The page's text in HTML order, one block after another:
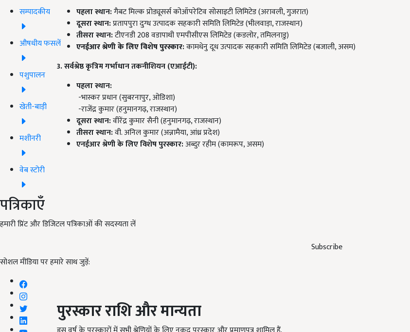
सम्पादकीय
औषधीय फसलें
पशुपालन
खेती-बाड़ी
मशीनरी
वेब स्टोरी
पत्रिकाएँ
हमारी प्रिंट और डिजिटल पत्रिकाओं की सदस्यता लें
Subscribe
सोशल मीडिया पर हमारे साथ जुड़ें:
पहला स्थान:गैबट मिल्क प्रोड्यूसर्स कोऑपरेटिव सोसाइटी लिमिटेड (अरावली, गुजरात)
दूसरा स्थान:प्रतापपुरा दुग्ध उत्पादक सहकारी समिति लिमिटेड (भीलवाड़ा, राजस्थान)
तीसरा स्थान:टीएनडी 208 वडापाथी एमपीसीएस लिमिटेड (कडलोर, तमिलनाडु)
एनईआर श्रेणी के लिए विशेष पुरस्कार:कामधेनु दूध उत्पादक सहकारी समिति लिमिटेड (बजाली, असम)
3. सर्वश्रेष्ठ कृत्रिम गर्भाधान तकनीशियन (एआईटी):
पहला स्थान:
-भास्कर प्रधान (सुबरनापुर, ओडिशा)
-राजेंद्र कुमार (हनुमानगढ़, राजस्थान)
दूसरा स्थान:वीरेंद्र कुमार सैनी (हनुमानगढ़, राजस्थान)
तीसरा स्थान:वी. अनिल कुमार (अन्नामैया, आंध्र प्रदेश)
एनईआर श्रेणी के लिए विशेष पुरस्कार:अब्दुर रहीम (कामरूप, असम)
पुरस्कार राशि और मान्यता